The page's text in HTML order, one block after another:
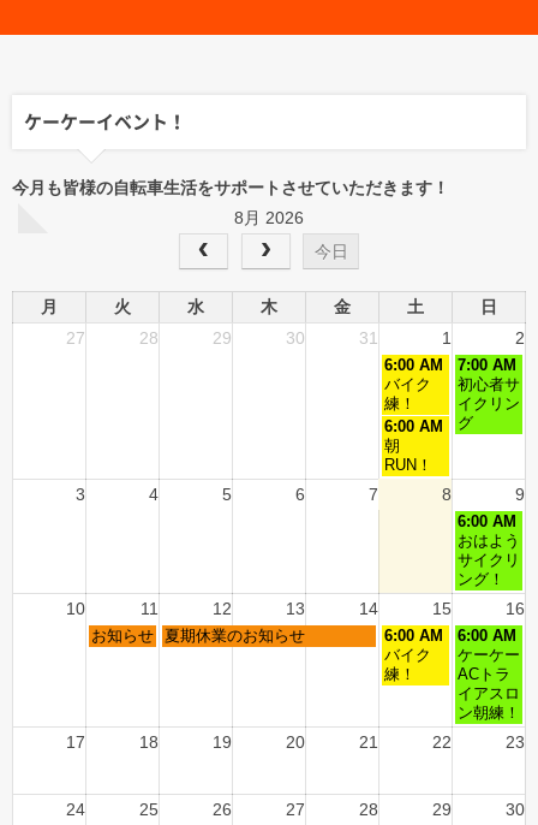
ケーケーイベント！
今月も皆様の自転車生活をサポートさせていただきます！
8月 2026
今日
月 火 水 木 金 土
日
27
28 29 30 31 1 2
6:00 AM
バイク
練！
7:00 AM
初心者サ
イクリン
グ
6:00 AM
朝
RUN！
3 4 5 6 7 8 9
6:00 AM
おはよう
サイクリ
ング！
10 11 12 13 14 15 16
お知らせ 夏期休業のお知らせ
6:00 AM
バイク
練！
6:00 AM
ケーケー
ACトラ
イアスロ
ン朝練！
17 18 19 20 21 22 23
24 25 26 27 28 29 30